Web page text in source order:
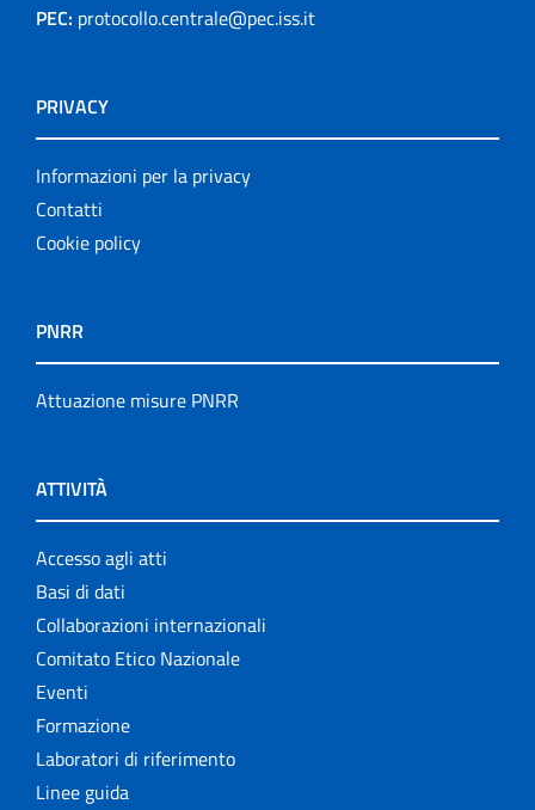
PEC: protocollo.centrale@pec.iss.it
PRIVACY
Informazioni per la privacy
Contatti
Cookie policy
PNRR
Attuazione misure PNRR
ATTIVITÀ
Accesso agli atti
Basi di dati
Collaborazioni internazionali
Comitato Etico Nazionale
Eventi
Formazione
Laboratori di riferimento
Linee guida